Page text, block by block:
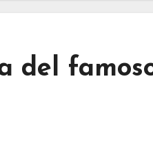
del